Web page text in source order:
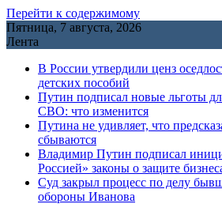
Перейти к содержимому
Пятница, 7 августа, 2026
Лента
В России утвердили ценз
детских пособий
Путин подписал новые льготы
СВО: что изменится
Путина не удивляет, что
сбываются
Владимир Путин подписал
Россией» законы о защите
Cуд закрыл процесс по делу
обороны Иванова